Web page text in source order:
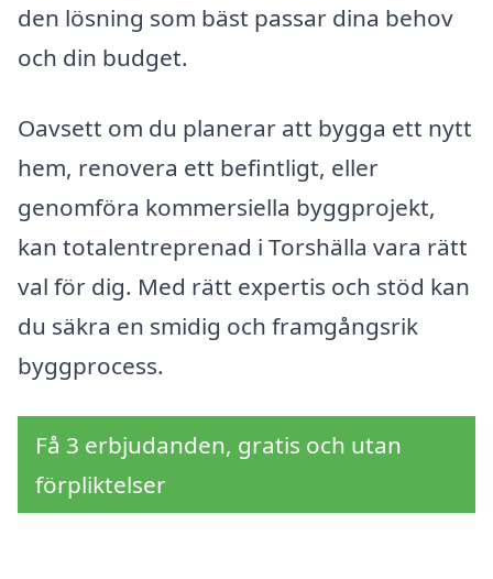
den lösning som bäst passar dina behov
och din budget.
Oavsett om du planerar att bygga ett nytt
hem, renovera ett befintligt, eller
genomföra kommersiella byggprojekt,
kan totalentreprenad i Torshälla vara rätt
val för dig. Med rätt expertis och stöd kan
du säkra en smidig och framgångsrik
byggprocess.
Få 3 erbjudanden, gratis och utan
förpliktelser